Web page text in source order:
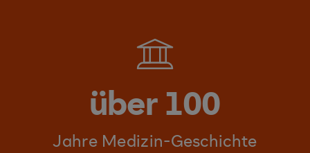
über 100
Jahre Medizin-Geschichte